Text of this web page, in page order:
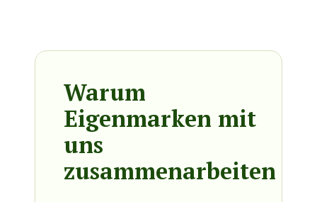
Warum
Eigenmarken mit
uns
zusammenarbeiten